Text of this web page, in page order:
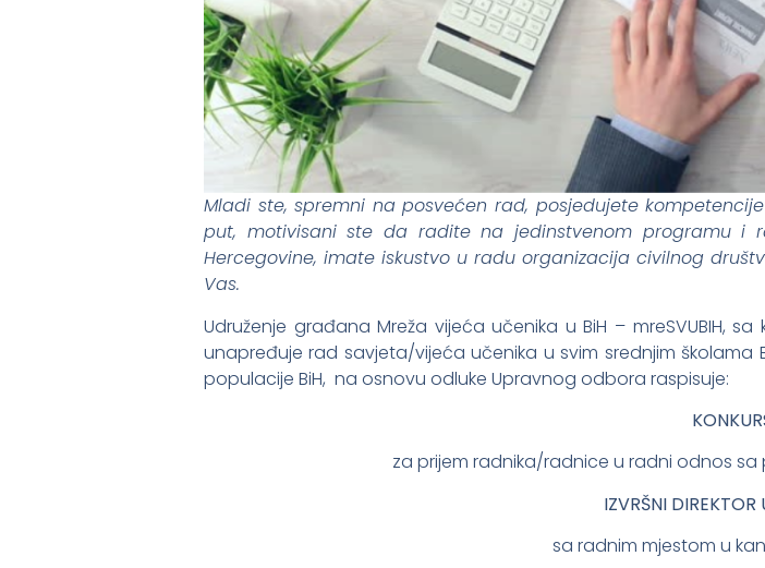
Mladi ste, spremni na posvećen rad, posjedujete
put, motivisani ste da radite na jedinstvenom programu i
Hercegovine, imate iskustvo u radu organizacija civilnog
Vas.
Udruženje građana Mreža vijeća učenika u BiH – mreSVUBIH,
unapređuje rad savjeta/vijeća učenika u svim srednjim školama
populacije BiH, na osnovu odluke Upravnog odbora raspisuje:
za prijem radnika/radnice u radni odnos
IZVRŠNI DIREKTOR
sa radnim mjestom u